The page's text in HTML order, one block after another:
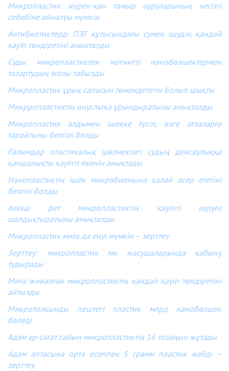
Микропластик жүрек-қан тамыр ауруларының негізгі
себебіне айналуы мүмкін
Антибиотиктерді ПЭТ құтысындағы сумен ішудің қандай
қауіп төндіретіні анықталды
Суды микропластиктен магнитті нанобөлшектермен
тазартудың жолы табылды
Микропластик ұрық сапасын төмендететін болып шықты
Микрропластиктің инусльтқа ұрындыратыны анықталды
Микропластик алдымен ішекке түсіп, өзге ағзаларға
тарайтыны белгілі болды
Ғалымдар пластикалық шөлмектегі судың денсаулыққа
қаншалықты қауіпті екенін анықтады
Нанопластиктің ішек микробиомына қалай әсер ететіні
белгілі болды
Алғаш рет микропластиктің қауіпті ауруға
шалдықтыратыны анықталды
Микропластик миға да енуі мүмкін – зерттеу
Зерттеу: микропластик ми жасушаларында қабыну
тудырады
Миға жиналған микропластиктің қандай қауіп төндіретіні
айтылды
Микротолқынды пештегі пластик млрд нанобөлшек
бөледі
Адам әр сағат сайын микропластиктің 16 тозаңын жұтады
Адам аптасына орта есеппен 5 грамм пластик жейді –
зерттеу